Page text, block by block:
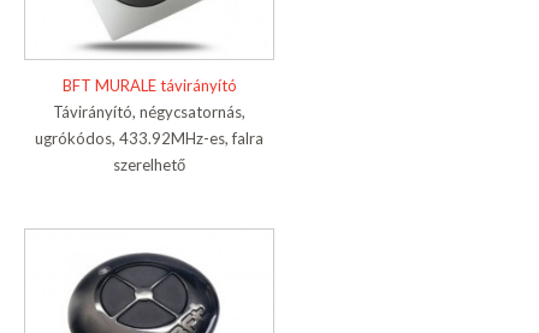
BFT MURALE távirányító
Távirányító, négycsatornás,
ugrókódos, 433.92MHz-es, falra
szerelhető